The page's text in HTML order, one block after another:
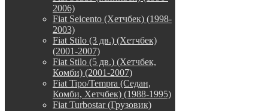
2006)
Fiat Seicento (Хетчбек) (1998-
2003)
Fiat Stilo (3 дв.) (Хетчбек)
(2001-2007)
Fiat Stilo (5 дв.) (Хетчбек,
Комби) (2001-2007)
Fiat Tipo/Tempra (Седан,
Комби, Хетчбек) (1988-1995)
Fiat Turbostar (Грузовик)